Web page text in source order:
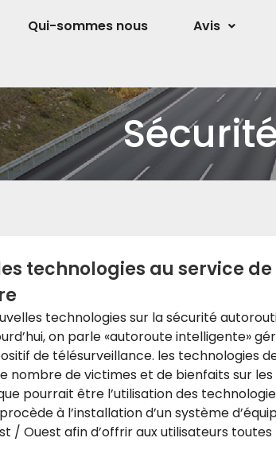
Qui-sommes nous Avis
technologies au service
technologies sur la sécurité
on parle «autoroute intelligente»
de télésurveillance. les technologies
nombre de victimes et de bienfaits sur
pourrait être l’utilisation des
à l’installation d’un système
/ Ouest afin d’offrir aux utilisateurs